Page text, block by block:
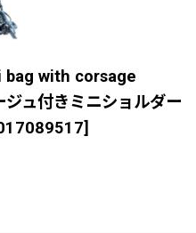
bag with corsage
ュ付きミニショルダー
]